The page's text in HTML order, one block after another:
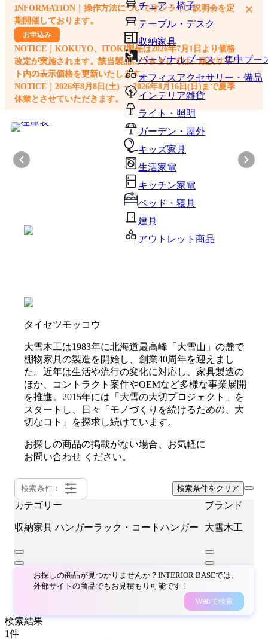
チェア・椅子
テーブル・デスク
収納家具
パーソナルブース・集中ブー
オフィスアクセサリー・備品
インテリア雑貨
ライト・照明
ガーデン・屋外
キッズ家具
生活家電
キッチン家電
ベッド・寝具
建具
アウトレット商品
他のサイトで見つけた商品ページのURLを貼り付けて、カートに追加できます
INFORMATION｜操作方法についてオンライン説明会を定
期開催しております。
お申込み
NOTICE｜KOKUYO、ITOKI製品は2026年7月1日より価格
改定が実施されます。該当製品につきましては、順次サイ
ト内の表示価格を更新いたします。
NOTICE｜2026年8月8日(土) ～ 2026年8月16日(日)まで夏季
休業とさせていただきます。
×
タイセツモッコウ
大雪木工は1983年に北海道最高峰「大雪山」の麓で
棚物家具の製造を開始し、創業40周年を迎えまし
た。近年は生活や流行の変化に対応し、家具製造の
ほか、コントラクト案件やOEMなど多様な事業展開
を推進。2015年には「大雪の大切プロジェクト」を
スタートし、日々「モノづくりを続けるための、大
切なコト」を探求し続けています。
お探しの商品の掲載がない場合、お気軽に
お問い合わせ ください。
検索条件： 検索条件をクリア
カテゴリー
収納家具 ハンガーラック・コートハンガー
ブランド
大雪木工
お探しの商品が見つかりませんか？INTERIOR BASEでは、
外部サイトの商品でもお見積もり可能です！
Webで検索
検索結果
1件